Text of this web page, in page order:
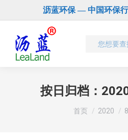
沥蓝环保 — 中国环保
Search:
按日归档：
您在这里：
首页 2020